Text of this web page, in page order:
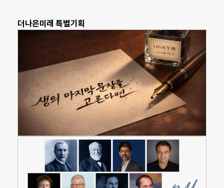
더나은미래 특별기획